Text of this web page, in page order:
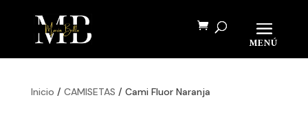
Inicio / CAMISETAS / Cami Fluor Naranja